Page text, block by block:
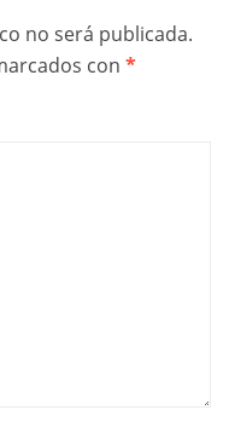
no será publicada.
con *